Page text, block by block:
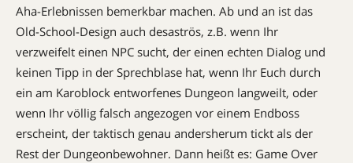
Aha-Erlebnissen bemerkbar machen. Ab und an ist das
Old-School-Design auch desaströs, z.B. wenn Ihr
verzweifelt einen NPC sucht, der einen echten Dialog und
keinen Tipp in der Sprechblase hat, wenn Ihr Euch durch
ein am Karoblock entworfenes Dungeon langweilt, oder
wenn Ihr völlig falsch angezogen vor einem Endboss
erscheint, der taktisch genau andersherum tickt als der
Rest der Dungeonbewohner. Dann heißt es: Game Over